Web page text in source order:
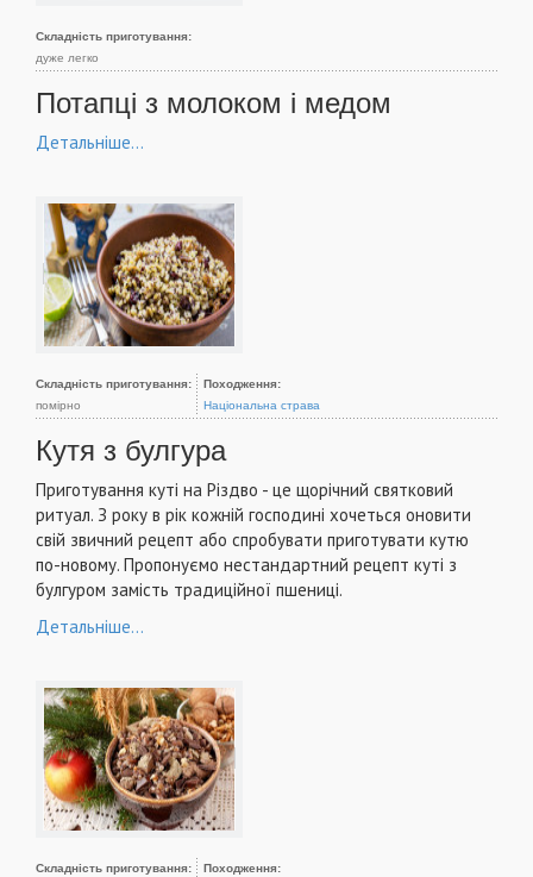
Складність приготування:
дуже легко
Потапці з молоком і медом
Детальніше...
Складність приготування:
помірно
Походження:
Національна страва
Кутя з булгура
Приготування куті на Різдво - це щорічний святковий
ритуал. З року в рік кожній господині хочеться оновити
свій звичний рецепт або спробувати приготувати кутю
по-новому. Пропонуємо нестандартний рецепт куті з
булгуром замість традиційної пшениці.
Детальніше...
Складність приготування:
Походження: